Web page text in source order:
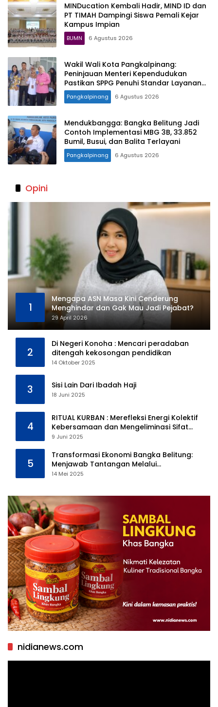
MINDucation Kembali Hadir, MIND ID dan
PT TIMAH Dampingi Siswa Pemali Kejar
Kampus Impian
BUMN 6 Agustus 2026
Wakil Wali Kota Pangkalpinang:
Peninjauan Menteri Kependudukan
Pastikan SPPG Penuhi Standar Layanan
MBG
Pangkalpinang 6 Agustus 2026
Mendukbangga: Bangka Belitung Jadi
Contoh Implementasi MBG 3B, 33.852
Bumil, Busui, dan Balita Terlayani
Pangkalpinang 6 Agustus 2026
Opini
1
Mengapa ASN Masa Kini Cenderung
Menghindar dan Gak Mau Jadi Pejabat?
29 April 2026
2
Di Negeri Konoha : Mencari peradaban
ditengah kekosongan pendidikan
14 Oktober 2025
3 Sisi Lain Dari Ibadah Haji
18 Juni 2025
4
RITUAL KURBAN : Merefleksi Energi Kolektif
Kebersamaan dan Mengeliminasi Sifat
Kebinatangan Manusia
9 Juni 2025
5
Transformasi Ekonomi Bangka Belitung:
Menjawab Tantangan Melalui
Pengelolaan Sumber Daya Alam yang
14 Mei 2025
nidianews.com